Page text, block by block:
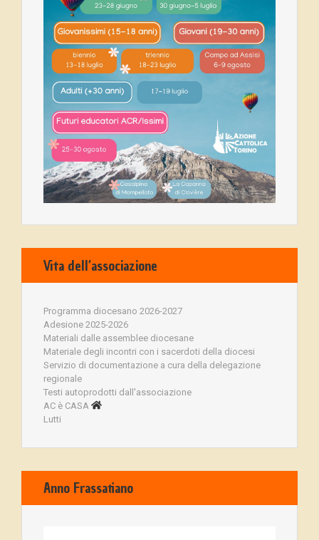
Vita dell’associazione
Programma diocesano 2026-2027
Adesione 2025-2026
Materiali dalle assemblee diocesane
Materiale degli incontri con i sacerdoti della diocesi
Servizio di documentazione a cura della delegazione
regionale
Testi autoprodotti dall'associazione
AC è CASA
Lutti
Anno Frassatiano